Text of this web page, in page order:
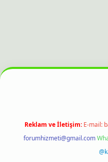
Reklam ve İletişim: E-mail:
forumhizmeti@gmail.com